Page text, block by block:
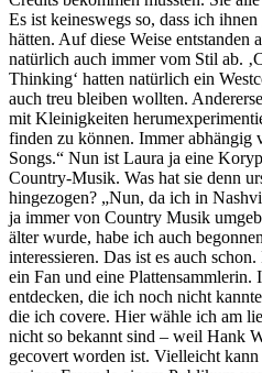
Es ist keineswegs so, dass ich
hätten. Auf diese Weise entstanden
natürlich auch immer vom Stil ab.
Thinking‘ hatten natürlich ein
auch treu bleiben wollten.
mit Kleinigkeiten
finden zu können. Immer abhängig
Songs.“ Nun ist Laura ja eine
Country-Musik. Was hat sie denn
hingezogen? „Nun, da ich in
ja immer von Country Musik
älter wurde, habe ich auch
interessieren. Das ist es auch
ein Fan und eine Plattensammlerin.
entdecken, die ich noch nicht
die ich covere. Hier wähle ich am
nicht so bekannt sind – weil Hank
gecovert worden ist. Vielleicht